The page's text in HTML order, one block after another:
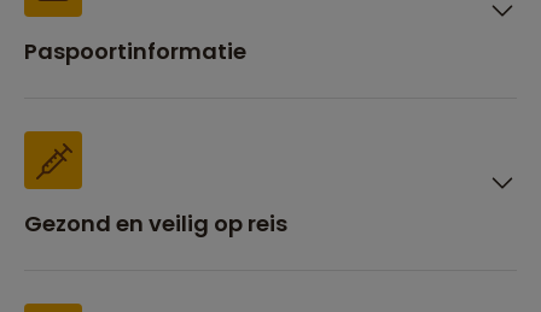
Paspoortinformatie
Gezond en veilig op reis